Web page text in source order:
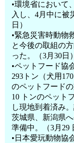
•環境省において
入し、4月中に被
日）
•緊急災害時動物
と今後の取組の
った。（3月30日）
•ペットフード協
293トン（犬用
のペットフード
10 トンのペット
し現地到着済み
茨城県、新潟県
準備中。（3月29
•日本愛玩動物協